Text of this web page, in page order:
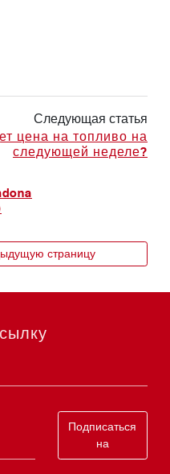
Следующая статья
цена на топливо на
следующей неделе?
страницу
Подписаться
на